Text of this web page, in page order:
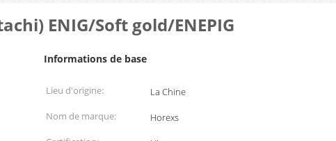
ENIG/Soft gold/ENEPIG
Informations de base
Lieu d'origine:
La Chine
Nom de marque:
Horexs